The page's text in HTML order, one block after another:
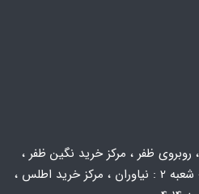
، روبروی ظفر ، مرکز خرید نگین ظفر ،
طبقه همکف ، واحد 23 ~ شعبه 2 : نیاوران ، مرکز خرید اطلس ،